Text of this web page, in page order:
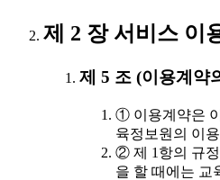
제 2 장 서비스 이
제 5 조 (이용계약
① 이용계약은
육정보원의 이
② 제 1항의 규
을 할 때에는 교